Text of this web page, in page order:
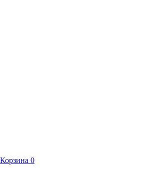
Корзина 0